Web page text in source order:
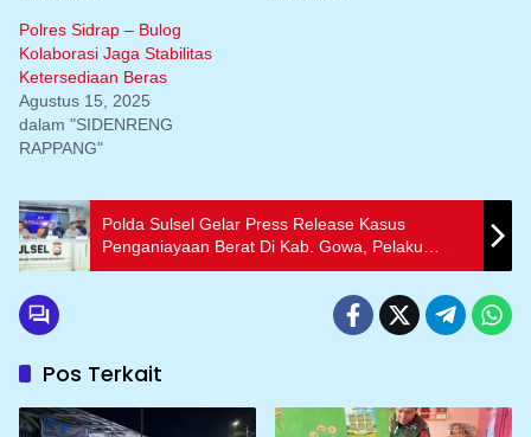
Polres Sidrap – Bulog
Kolaborasi Jaga Stabilitas
Ketersediaan Beras
Agustus 15, 2025
dalam "SIDENRENG
RAPPANG"
Polda Sulsel Gelar Press Release Kasus
Penganiayaan Berat Di Kab. Gowa, Pelaku
Gunakan Senapan Angin
Pos Terkait